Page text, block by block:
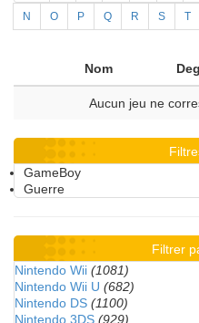
N O P Q R S T
Nom
Aucun jeu ne
GameBoy
Guerre
Filtrer
Nintendo Wii (1081)
Nintendo Wii U (682)
Nintendo DS (1100)
Nintendo 3DS (929)